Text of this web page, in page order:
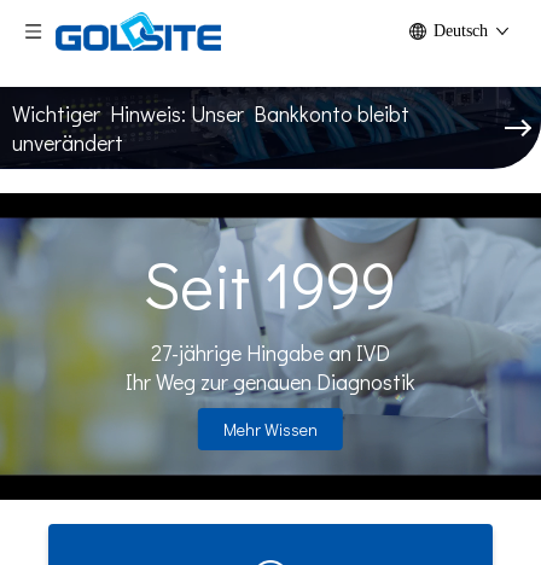
Deutsch
Wichtiger Hinweis: Unser Bankkonto bleibt
unverändert
Seit 1999
27-jährige Hingabe an IVD
Ihr Weg zur genauen Diagnostik
Mehr Wissen